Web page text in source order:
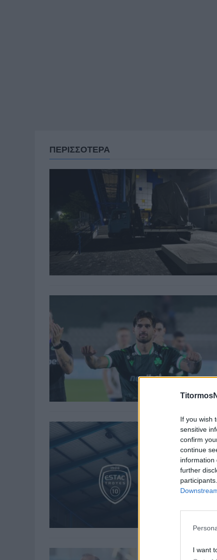
If you wish
sensitive
confirm
continue
information
further
I want
ΠΕΡΙΣΣΟΤΕΡΑ